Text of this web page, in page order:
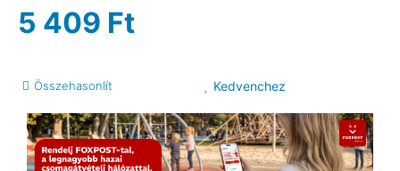
5 409 Ft
Összehasonlít Kedvenchez